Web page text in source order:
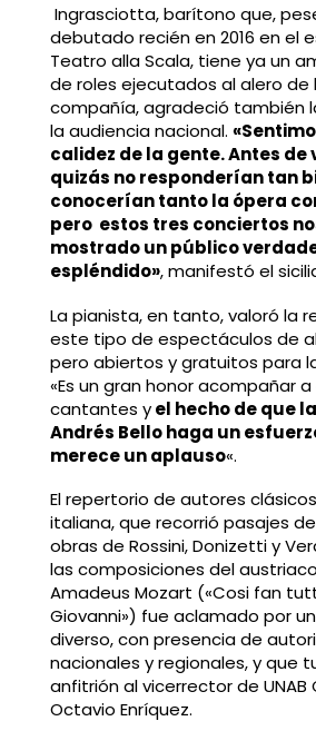
Ingrasciotta, barítono que,
debutado recién en 2016 en el
Teatro alla Scala, tiene ya un
de roles ejecutados al alero de
compañía, agradeció también
la audiencia nacional.
calidez de la gente. Antes de
quizás no responderían tan
conocerían tanto la ópera
pero estos tres conciertos
mostrado un público
espléndido», manifestó el
La pianista, en tanto, valoró la
este tipo de espectáculos de
pero abiertos y gratuitos para
«Es un gran honor acompañar
cantantes yel hecho de que
Andrés Bello haga un
merece un aplauso«.
El repertorio de autores
italiana, que recorrió pasajes
obras de Rossini, Donizetti y
las composiciones del
Amadeus Mozart («Cosi fan
Giovanni») fue aclamado por
diverso, con presencia de
nacionales y regionales, y que
anfitrión al vicerrector de UNAB
Octavio Enríquez.